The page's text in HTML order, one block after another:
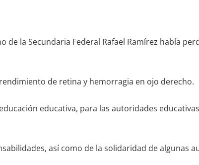
de la Secundaria Federal Rafael Ramírez había
de retina y hemorragia en ojo derecho.
educativa, para las autoridades
así como de la solidaridad de algunas